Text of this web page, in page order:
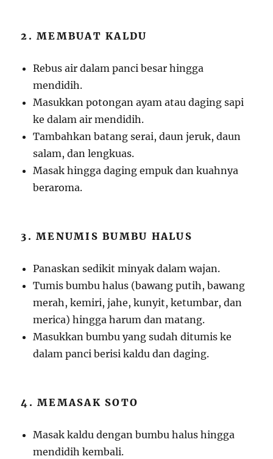
2. MEMBUAT KALDU
Rebus air dalam panci besar hingga
mendidih.
Masukkan potongan ayam atau daging sapi
ke dalam air mendidih.
Tambahkan batang serai, daun jeruk, daun
salam, dan lengkuas.
Masak hingga daging empuk dan kuahnya
beraroma.
3. MENUMIS BUMBU HALUS
Panaskan sedikit minyak dalam wajan.
Tumis bumbu halus (bawang putih, bawang
merah, kemiri, jahe, kunyit, ketumbar, dan
merica) hingga harum dan matang.
Masukkan bumbu yang sudah ditumis ke
dalam panci berisi kaldu dan daging.
4. MEMASAK SOTO
Masak kaldu dengan bumbu halus hingga
mendidih kembali.